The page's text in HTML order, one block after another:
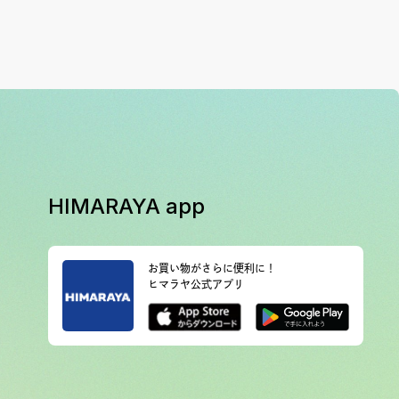
HIMARAYA app
お買い物がさらに便利に！
ヒマラヤ公式アプリ